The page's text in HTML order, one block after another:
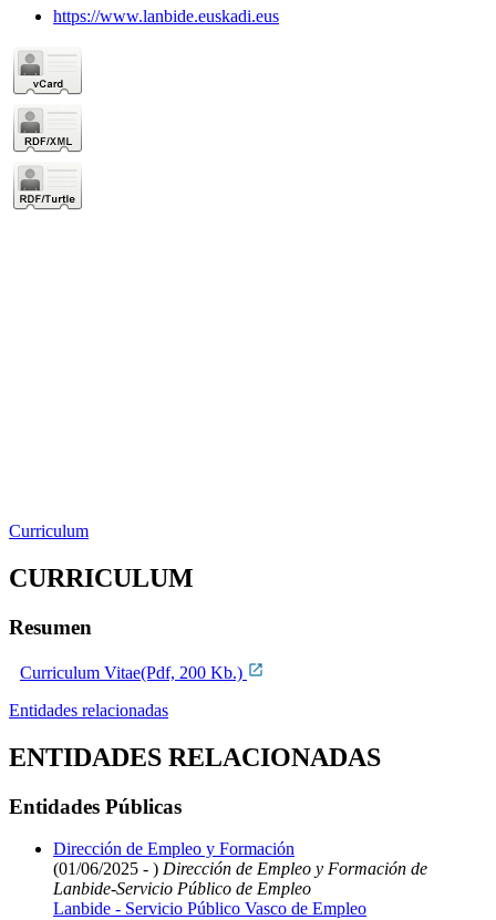
https://www.lanbide.euskadi.eus
Curriculum
CURRICULUM
Resumen
Curriculum Vitae(Pdf, 200 Kb.)
Entidades relacionadas
ENTIDADES RELACIONADAS
Entidades Públicas
Dirección de Empleo y Formación
(01/06/2025 - ) Dirección de Empleo y Formación de
Lanbide-Servicio Público de Empleo
Lanbide - Servicio Público Vasco de Empleo